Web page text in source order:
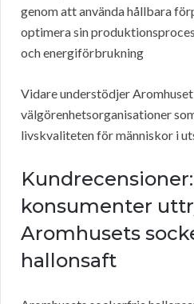
genom att använda hållbara
optimera sin
och energiförbrukning
Vidare understödjer
välgörenhetsorganisationer
livskvaliteten för människor i
konsumenter
Aromhusets
hallonsaft